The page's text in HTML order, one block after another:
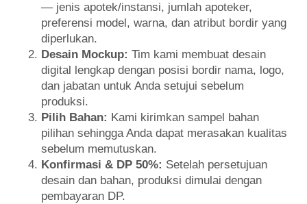
— jenis apotek/instansi, jumlah apoteker,
preferensi model, warna, dan atribut bordir yang
diperlukan.
Desain Mockup: Tim kami membuat desain
digital lengkap dengan posisi bordir nama, logo,
dan jabatan untuk Anda setujui sebelum
produksi.
Pilih Bahan: Kami kirimkan sampel bahan
pilihan sehingga Anda dapat merasakan kualitas
sebelum memutuskan.
Konfirmasi & DP 50%: Setelah persetujuan
desain dan bahan, produksi dimulai dengan
pembayaran DP.